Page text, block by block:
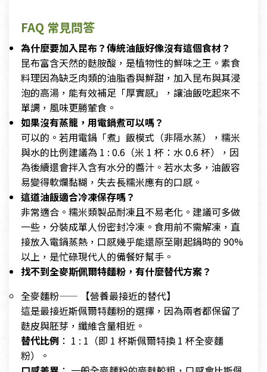
FAQ 常見問答
為什麼要加入昆布？傳統油飯好像沒有這個食材？
昆布富含天然的麩胺酸，是植物性的鮮味之王。素食
料理因為缺乏肉類的油脂香與鮮甜，加入昆布與其浸
泡的高湯，能有效補足「厚實感」，讓油飯吃起來不
單調，風味更勝葷食。
如果沒有蒸籠，用電鍋煮可以嗎？
可以的。若用電鍋「煮」飯模式（非隔水蒸），糯米
與水的比例建議為 1 : 0.6（米 1 杯：水 0.6 杯），因
為後續還會拌入含有水分的醬汁。若水太多，油飯容
易變得軟爛黏糊，失去長糯米應有的口感。
這道油飯適合冷凍保存嗎？
非常適合。糯米類製品耐凍且不易老化。建議可多做
一些，分裝成單人份密封冷凍。食用前不需解凍，直
接放入電鍋蒸熱，口感幾乎能還原至剛起鍋時的 90%
以上，是忙碌現代人的備餐好幫手。
找不到全麥斯佩爾特麵粉，有什麼替代方案？
全麥麵粉—— 【營養最接近的替代】
這是最接近斯佩爾特麵粉的選擇，因為兩者都保留了
麩皮與胚芽，纖維含量相近。
替代比例 ： 1 : 1（即 1 杯斯佩爾特換 1 杯全麥麵
粉）。